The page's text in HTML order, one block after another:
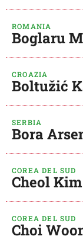
ROMANIA
Boglaru
CROAZIA
Boltužić
SERBIA
Bora
COREA DEL SUD
Cheol
COREA DEL SUD
Choi